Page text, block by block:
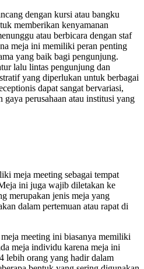
dengan kursi atau bangku
memberikan kenyamanan
atau berbicara dengan staf
meja ini memiliki peran penting
yang baik bagi pengunjung.
lalu lintas pengunjung dan
yang diperlukan untuk berbagai
dapat sangat bervariasi,
gaya perusahaan atau institusi yang
meja meeting sebagai tempat
ini juga wajib diletakan ke
merupakan jenis meja yang
dalam pertemuan atau rapat di
meeting ini biasanya memiliki
meja individu karena meja ini
lebih orang yang hadir dalam